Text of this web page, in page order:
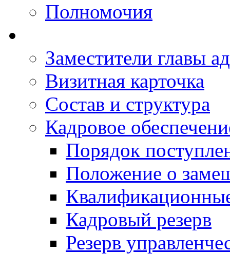
Полномочия
Заместители главы
Визитная карточка
Состав и структура
Кадровое
Порядок
Положение о
Кадровый резерв
Резерв